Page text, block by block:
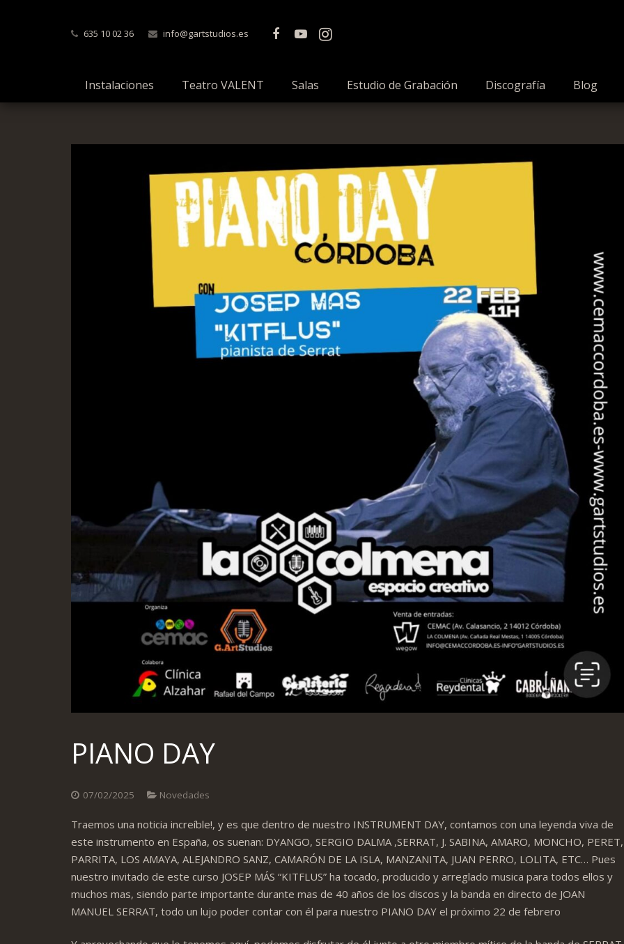
635 10 02 36 info@gartstudios.es
Instalaciones Teatro VALENT Salas Estudio de Grabación Discografía Blog
PIANO DAY
07/02/2025 Novedades
Traemos una noticia increíble!, y es que dentro de nuestro INSTRUMENT DAY, contamos con una leyenda viva de
este instrumento en España, os suenan: DYANGO, SERGIO DALMA ,SERRAT, J. SABINA, AMARO, MONCHO, PERET,
PARRITA, LOS AMAYA, ALEJANDRO SANZ, CAMARÓN DE LA ISLA, MANZANITA, JUAN PERRO, LOLITA, ETC… Pues
nuestro invitado de este curso JOSEP MÁS “KITFLUS” ha tocado, producido y arreglado musica para todos ellos y
muchos mas, siendo parte importante durante mas de 40 años de los discos y la banda en directo de JOAN
MANUEL SERRAT, todo un lujo poder contar con él para nuestro PIANO DAY el próximo 22 de febrero